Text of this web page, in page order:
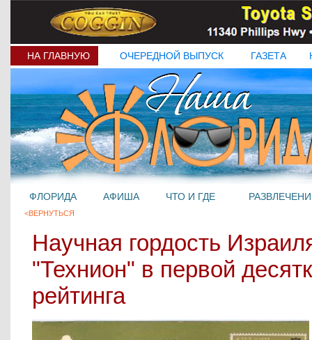
НА ГЛАВНУЮ ОЧЕРЕДНОЙ ВЫПУСК ГАЗЕТА
ФЛОРИДА АФИША ЧТО И ГДЕ
<ВЕРНУТЬСЯ
Научная гордость
"Технион" в первой
рейтинга